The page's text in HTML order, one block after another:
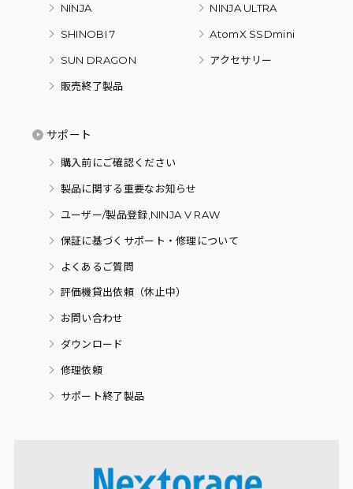
NINJA NINJA ULTRA
SHINOBI 7 AtomX SSDmini
SUN DRAGON アクセサリー
販売終了製品
サポート
購入前にご確認ください
製品に関する重要なお知らせ
ユーザー/製品登録,NINJA V RAW
保証に基づくサポート・修理について
よくあるご質問
評価機貸出依頼（休止中）
お問い合わせ
ダウンロード
修理依頼
サポート終了製品